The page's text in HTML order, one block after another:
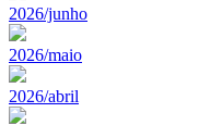
2026/junho
2026/maio
2026/abril